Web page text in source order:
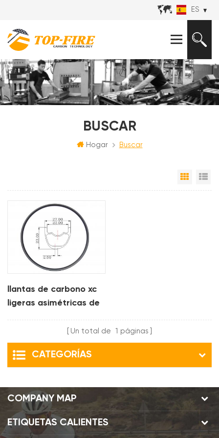
ES
BUSCAR
Hogar Buscar
Vista
llantas de carbono xc
ligeras asimétricas de
mm de profundidadUn total de 1 páginas
CATEGORÍAS
COMPANY MAP
ETIQUETAS CALIENTES